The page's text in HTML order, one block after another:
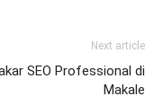
Next article
SEO Professional di
Makale